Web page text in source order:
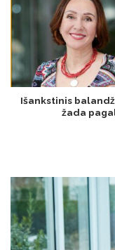
Išankstinis
žada